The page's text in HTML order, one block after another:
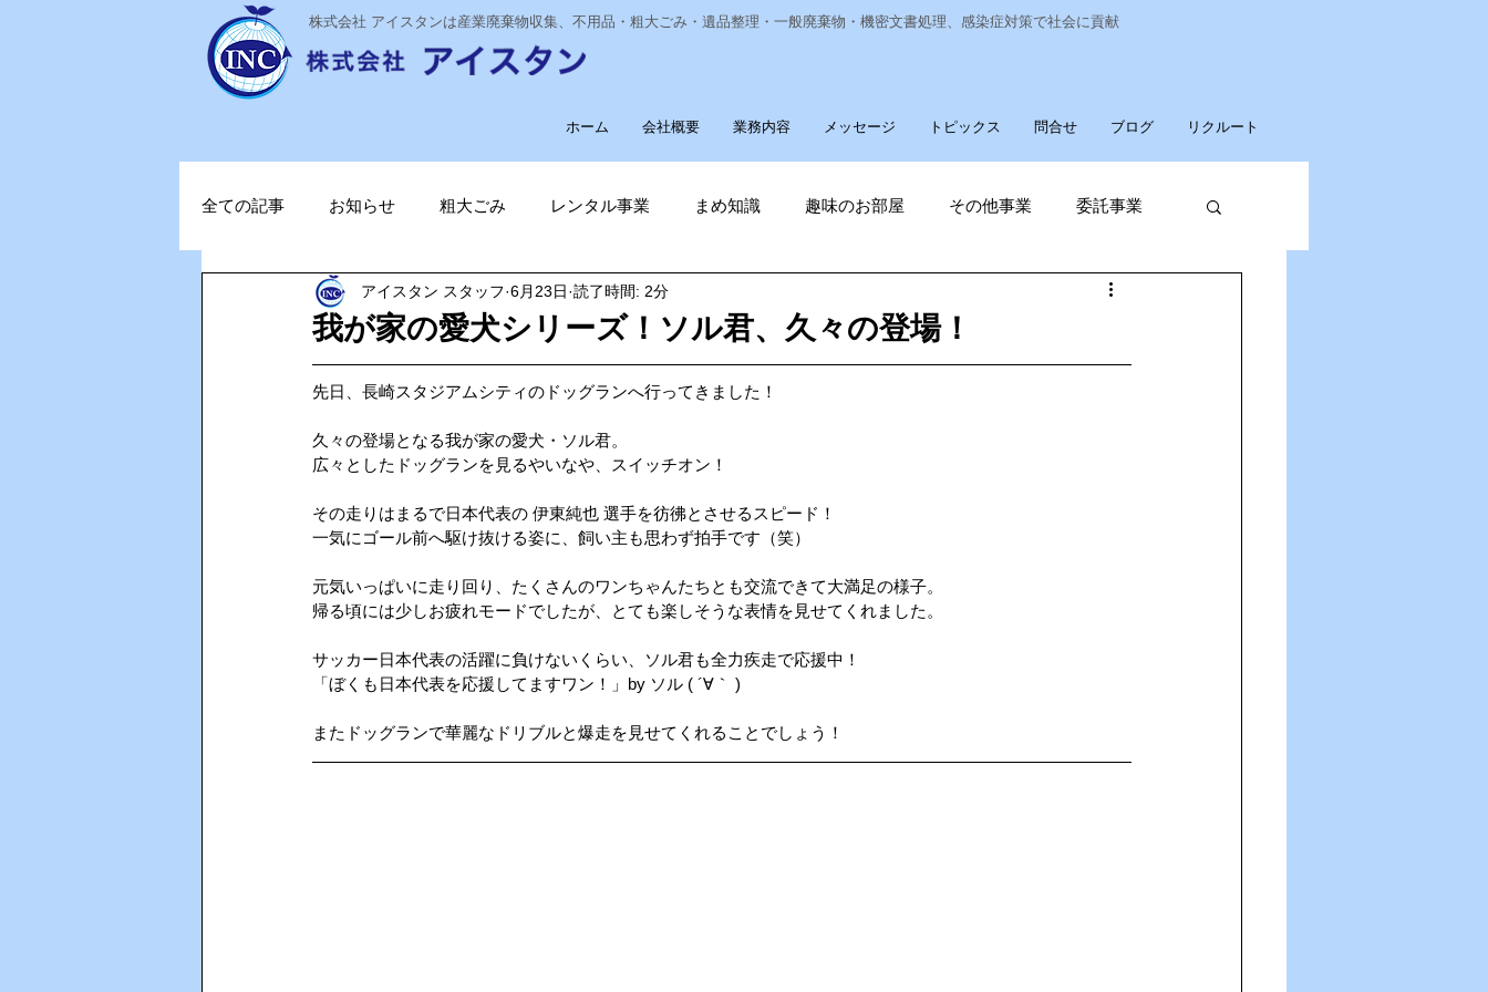
​株式会社 アイスタンは産業廃棄物収集、不用品・粗大ごみ・遺品整理・一般廃棄物・機密文書処理、感染症対策で社会に貢献
ホーム 会社概要 業務内容 メッセージ トピックス 問合せ ブログ リクルート
全ての記事 お知らせ 粗大ごみ レンタル事業 まめ知識 趣味のお部屋 その他事業 委託事業
ステライザ 感染対策 経費削減 ナノゾーン
ポータブル蓄電池 ガソリン削減 電気代削減 長崎ヴェルカを応援しています！
TOPお知らせ Vファーレン長崎 ゴルフ大好き ゴキブリ駆除
我が家の愛犬シリーズ！ソル君、久々の登場！
アイスタン スタッフ 6月23日 読了時間: 2分
先日、長崎スタジアムシティのドッグランへ行ってきました！
久々の登場となる我が家の愛犬・ソル君。
広々としたドッグランを見るやいなや、スイッチオン！
その走りはまるで日本代表の 伊東純也 選手を彷彿とさせるスピード！
一気にゴール前へ駆け抜ける姿に、飼い主も思わず拍手です（笑）
元気いっぱいに走り回り、たくさんのワンちゃんたちとも交流できて大満足の様子。
帰る頃には少しお疲れモードでしたが、とても楽しそうな表情を見せてくれました。
サッカー日本代表の活躍に負けないくらい、ソル君も全力疾走で応援中！
「ぼくも日本代表を応援してますワン！」by ソル ( ´∀｀ )
またドッグランで華麗なドリブルと爆走を見せてくれることでしょう！